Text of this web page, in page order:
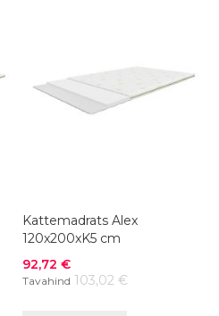
Kattemadrats Alex
120x200xK5 cm
Soodushind
92,72 €
Tavahind 103,02 €